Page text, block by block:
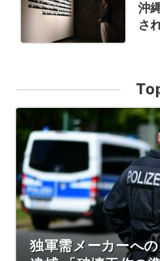
沖
さ
独軍需メーカーへ